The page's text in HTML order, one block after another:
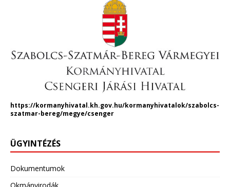
https://kormanyhivatal.kh.gov.hu/kormanyhivatalok/szabolcs-
szatmar-bereg/megye/csenger
ÜGYINTÉZÉS
Dokumentumok